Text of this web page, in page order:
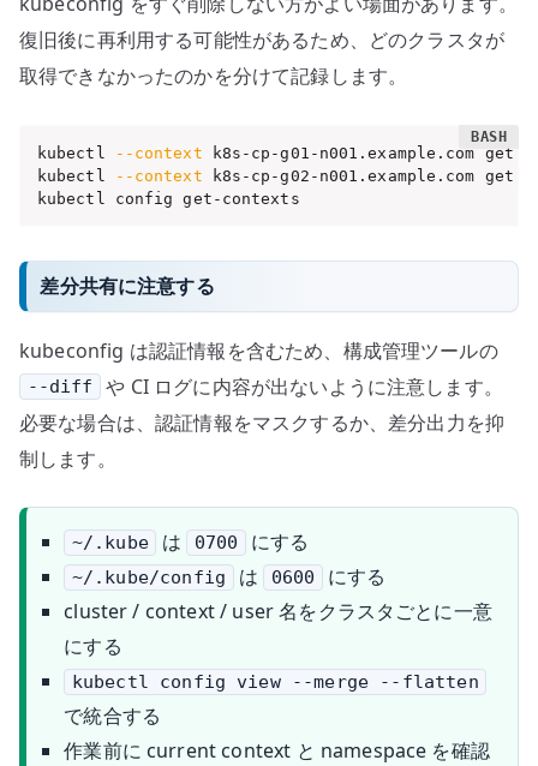
復旧後に再利用する可能性があるため、どのクラスタが
取得できなかったのかを分けて記録します。
kubectl --context k8s-cp-g01-n001.example.com get
kubectl
--context k8s-cp-g02-n001.example.com get
kubectl config get-contexts
差分共有に注意する
kubeconfig は認証情報を含むため、構成管理ツールの
--diff
や CI ログに内容が出ないように注意します。
必要な場合は、認証情報をマスクするか、差分出力を抑
制します。
~/.kube は 0700 にする
~/.kube/config は 0600
にする
cluster / context / user 名をクラスタごとに一意
にする
kubectl config view --merge --flatten
で統合する
作業前に current context と namespace を確認